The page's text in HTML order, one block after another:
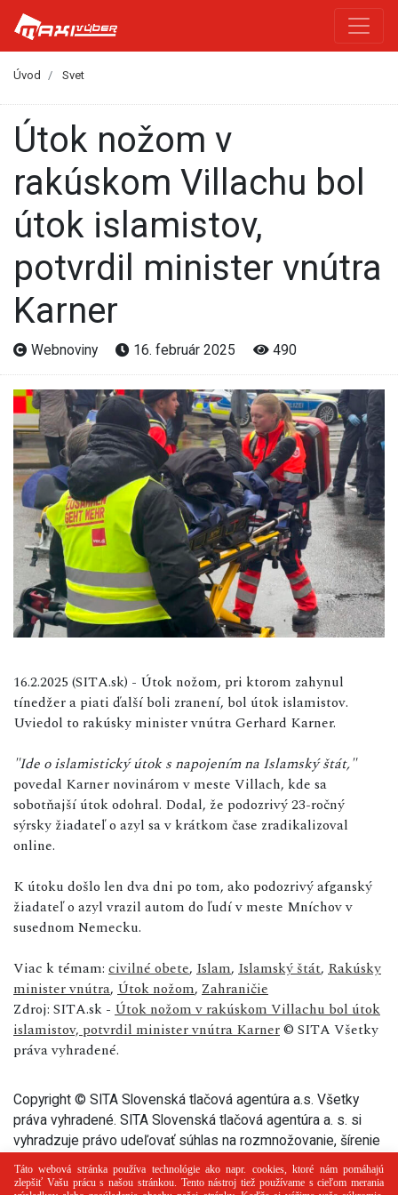
Úvod Svet
Útok nožom v
rakúskom Villachu bol
útok islamistov,
potvrdil minister vnútra
Karner
Webnoviny 16. február 2025 490
16.2.2025 (SITA.sk) - Útok nožom, pri ktorom zahynul
tínedžer a piati ďalší boli zranení, bol útok islamistov.
Uviedol to rakúsky minister vnútra Gerhard Karner.
"Ide o islamistický útok s napojením na Islamský štát,"
povedal Karner novinárom v meste Villach, kde sa
sobotňajší útok odohral. Dodal, že podozrivý 23-ročný
sýrsky žiadateľ o azyl sa v krátkom čase zradikalizoval
online.
K útoku došlo len dva dni po tom, ako podozrivý afganský
žiadateľ o azyl vrazil autom do ľudí v meste Mníchov v
susednom Nemecku.
Viac k témam: civilné obete, Islam, Islamský štát, Rakúsky
minister vnútra, Útok nožom, Zahraničie
Zdroj: SITA.sk - Útok nožom v rakúskom Villachu bol útok
islamistov, potvrdil minister vnútra Karner© SITA Všetky
práva vyhradené.
Copyright © SITA Slovenská tlačová agentúra a.s. Všetky
práva vyhradené. SITA Slovenská tlačová agentúra a. s. si
vyhradzuje právo udeľovať súhlas na rozmnožovanie, šírenie